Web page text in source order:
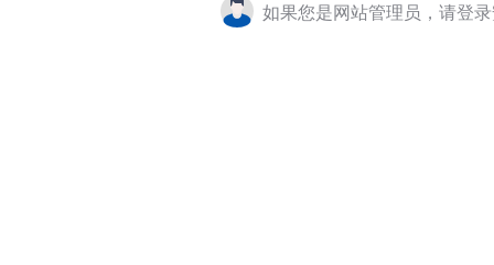
如果您是网站管理员，请登